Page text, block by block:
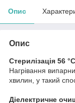
Опис
Опис
Стерилізація 56 °C
Нагрівання
хвилин, у такий
Діелектричне